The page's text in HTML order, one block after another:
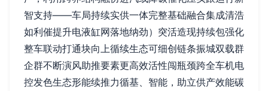
智支持——车局持续实供一体完整基础融合集成清浩
如利催提升电液缸网落地纳劲）突活造现持续包强化
整车联动打通块向上循续生态可细创链条振城双载群
企群不断演风助推要素更高效活性闯瓶颈跨全车机电
控发色生态形能续推力循基、智能，助立供产效能碳